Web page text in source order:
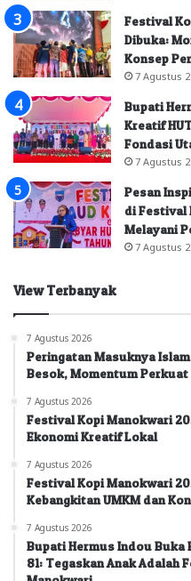
Festival
Dibuka:
Konsep
7 Agustus
Bupati
Kreatif
Fondasi
7 Agustus
Pesan
di Festival
Melayani
7 Agustus
View Terbanyak
7 Agustus 2026
Peringatan Masuknya
Besok, Momentum
7 Agustus 2026
Festival Kopi Manokwari
Ekonomi Kreatif Lokal
7 Agustus 2026
Festival Kopi Manokwari
Kebangkitan UMKM dan
7 Agustus 2026
Bupati Hermus Indou Buka
81: Tegaskan Anak Adalah